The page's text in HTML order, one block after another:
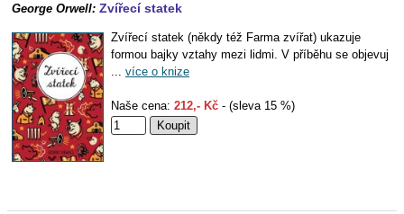
George Orwell: Zvířecí statek
Zvířecí statek (někdy též Farma zvířat) ukazuje
formou bajky vztahy mezi lidmi. V příběhu se objevuj
... více o knize
Naše cena: 212,- Kč - (sleva 15 %)